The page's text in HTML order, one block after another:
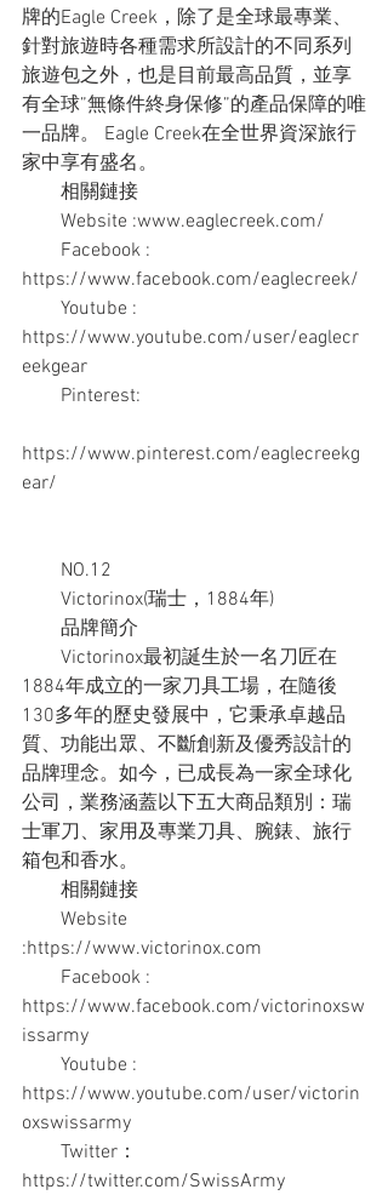
牌的Eagle Creek，除了是全球最專業、
針對旅遊時各種需求所設計的不同系列
旅遊包之外，也是目前最高品質，並享
有全球”無條件終身保修”的產品保障的唯
一品牌。 Eagle Creek在全世界資深旅行
家中享有盛名。
相關鏈接
Website :www.eaglecreek.com/
Facebook :
https://www.facebook.com/eaglecreek/
Youtube :
https://www.youtube.com/user/eaglecr
eekgear
Pinterest:
https://www.pinterest.com/eaglecreekg
ear/
NO.12
Victorinox(瑞士，1884年)
品牌簡介
Victorinox最初誕生於一名刀匠在
1884年成立的一家刀具工場，在隨後
130多年的歷史發展中，它秉承卓越品
質、功能出眾、不斷創新及優秀設計的
品牌理念。如今，已成長為一家全球化
公司，業務涵蓋以下五大商品類別：瑞
士軍刀、家用及專業刀具、腕錶、旅行
箱包和香水。
相關鏈接
Website
:https://www.victorinox.com
Facebook :
https://www.facebook.com/victorinoxsw
issarmy
Youtube :
https://www.youtube.com/user/victorin
oxswissarmy
Twitter：
https://twitter.com/SwissArmy